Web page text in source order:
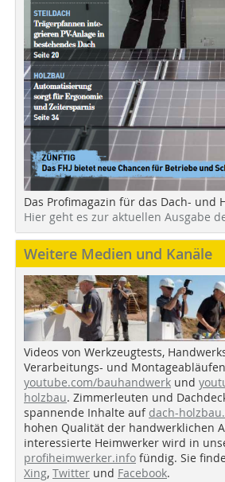
Das Profimagazin für das Dach- und
Hier geht es zur aktuellen Ausgabe
Weitere Medien und Kanäle
Videos von Werkzeugtests,
Verarbeitungs- und
youtube.com/bauhandwerk und
holzbau. Zimmerleuten und
spannende Inhalte auf dach-
hohen Qualität der handwerklichen
interessierte Heimwerker wird in
profiheimwerker.info fündig. Sie
Xing, Twitter und Facebook.